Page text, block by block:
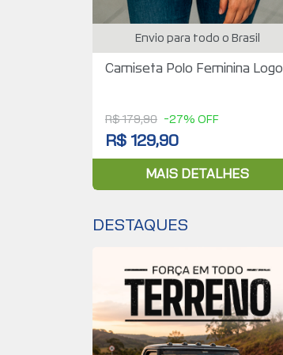
Envio para todo o Brasil
Camiseta Polo Feminina Logo
R$ 179,90 -27% OFF
R$ 129,90
MAIS DETALHES
DESTAQUES